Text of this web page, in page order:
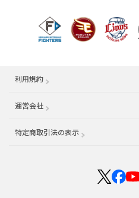
利用規約
運営会社 （別ウィンドウで開く）
特定商取引法の表示